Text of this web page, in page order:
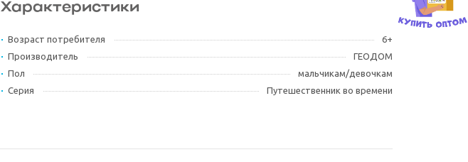
Характеристики
Возраст потребителя
6+
Производитель
ГЕОДОМ
Пол
мальчикам/девочкам
Серия
Путешественник во времени